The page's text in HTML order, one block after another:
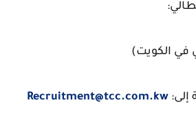
الكويت)
إلى: Recruitment@tcc.com.kw